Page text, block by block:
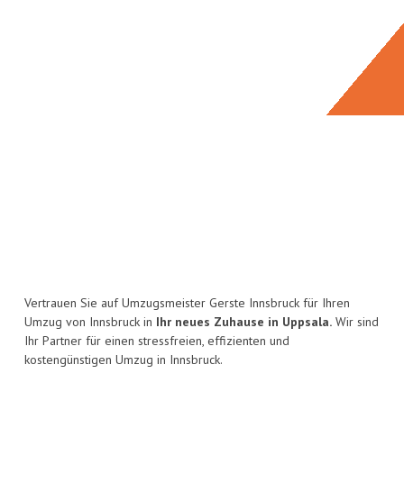
Vertrauen Sie auf Umzugsmeister Gerste Innsbruck für Ihren
Umzug von Innsbruck in Ihr neues Zuhause in Uppsala. Wir sind
Ihr Partner für einen stressfreien, effizienten und
kostengünstigen Umzug in Innsbruck.